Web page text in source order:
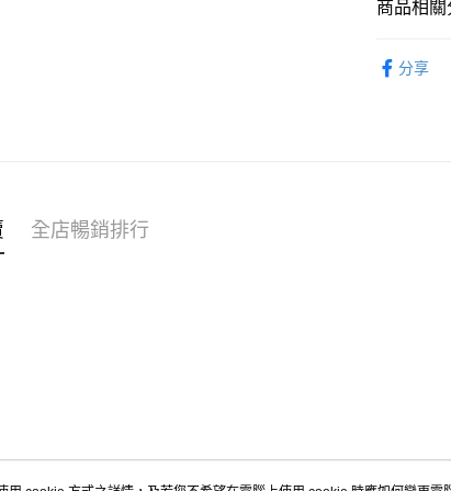
WeChat
送貨方式
商品相關
分享
全店暢銷排行